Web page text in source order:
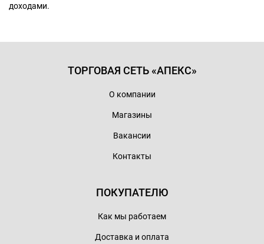
доходами.
ТОРГОВАЯ СЕТЬ «АПЕКС»
О компании
Магазины
Вакансии
Контакты
ПОКУПАТЕЛЮ
Как мы работаем
Доставка и оплата